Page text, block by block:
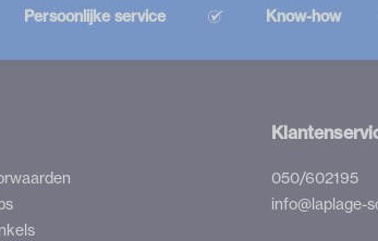
Persoonlijke service Know-how
050/602195
info@laplage-